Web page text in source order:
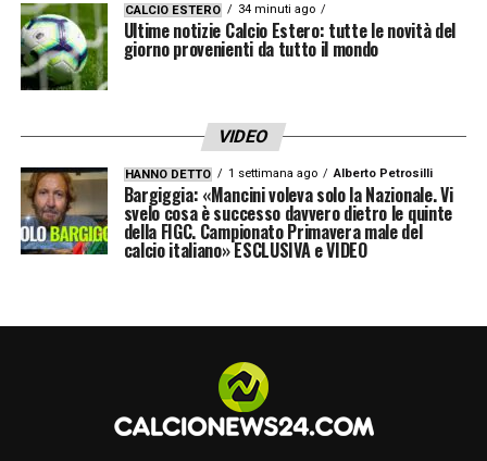
League, non era scontato esserci… e non è
ancora finita»
difende la squadra
Davanti allo spettro del fallimento europeo,
l’allenatore di Certaldo si è assunto le proprie
responsabilità, tentando di blindare lo
vista mentale, il primo responsabile sono
io. Evidentemente devo tornare a studiare
CALCIO ESTERO 34 minuti ago
Ultime notizie Calcio Estero: tutte le novità del
giorno provenienti da tutto il mondo
VIDEO
HANNO DETTO 1 settimana ago Alberto Petrosilli
Bargiggia: «Mancini voleva solo la Nazionale. Vi
svelo cosa è successo davvero dietro le quinte
della FIGC. Campionato Primavera male del
calcio italiano» ESCLUSIVA e VIDEO